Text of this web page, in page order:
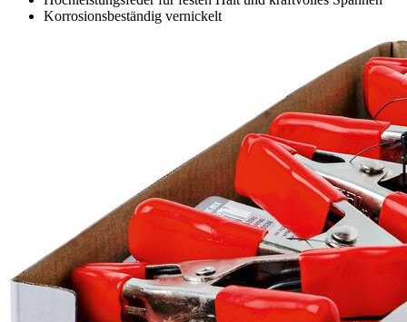
Korrosionsbeständig vernickelt